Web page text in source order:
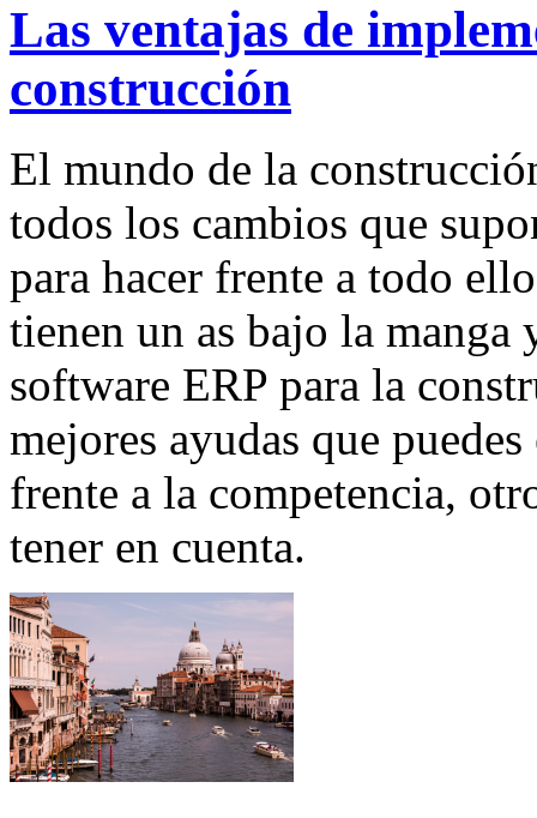
Las ventajas de
construcción
El mundo de la
todos los cambios que
para hacer frente a todo
tienen un as bajo la manga
software ERP para la
mejores ayudas que
frente a la competencia,
tener en cuenta.